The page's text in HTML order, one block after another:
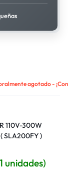
agotado -
110V-300W
SLA200FY )
unidades)